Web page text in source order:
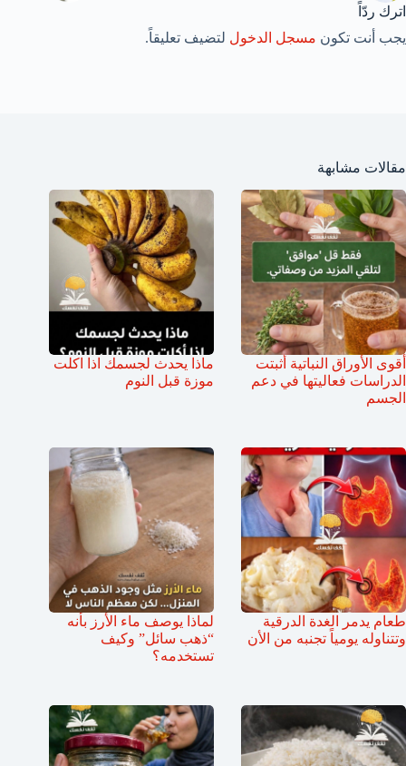
اترك ردّاً
يجب أنت تكون مسجل الدخول لتضيف تعليقاً.
مقالات مشابهة
أقوى الأوراق النباتية أثبتت
الدراسات فعاليتها في دعم
الجسم
ماذا يحدث لجسمك اذا اكلت
موزة قبل النوم
طعام يدمر الغدة الدرقية
وتتناوله يومياً تجنبه من الأن
لماذا يوصف ماء الأرز بأنه
“ذهب سائل” وكيف
تستخدمه؟